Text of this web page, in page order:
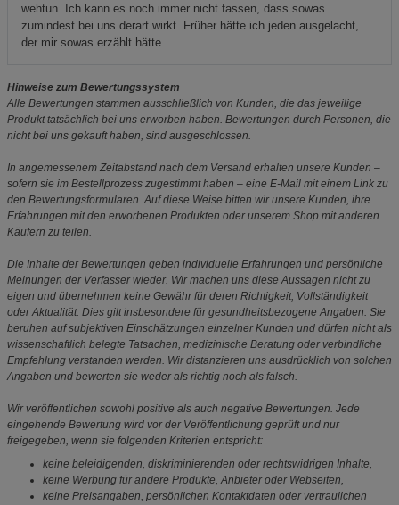
wehtun. Ich kann es noch immer nicht fassen, dass sowas
zumindest bei uns derart wirkt. Früher hätte ich jeden ausgelacht,
der mir sowas erzählt hätte.
Hinweise zum Bewertungssystem
Alle Bewertungen stammen ausschließlich von Kunden, die das jeweilige
Produkt tatsächlich bei uns erworben haben. Bewertungen durch Personen, die
nicht bei uns gekauft haben, sind ausgeschlossen.
In angemessenem Zeitabstand nach dem Versand erhalten unsere Kunden –
sofern sie im Bestellprozess zugestimmt haben – eine E-Mail mit einem Link zu
den Bewertungsformularen. Auf diese Weise bitten wir unsere Kunden, ihre
Erfahrungen mit den erworbenen Produkten oder unserem Shop mit anderen
Käufern zu teilen.
Die Inhalte der Bewertungen geben individuelle Erfahrungen und persönliche
Meinungen der Verfasser wieder. Wir machen uns diese Aussagen nicht zu
eigen und übernehmen keine Gewähr für deren Richtigkeit, Vollständigkeit
oder Aktualität. Dies gilt insbesondere für gesundheitsbezogene Angaben: Sie
beruhen auf subjektiven Einschätzungen einzelner Kunden und dürfen nicht als
wissenschaftlich belegte Tatsachen, medizinische Beratung oder verbindliche
Empfehlung verstanden werden. Wir distanzieren uns ausdrücklich von solchen
Angaben und bewerten sie weder als richtig noch als falsch.
Wir veröffentlichen sowohl positive als auch negative Bewertungen. Jede
eingehende Bewertung wird vor der Veröffentlichung geprüft und nur
freigegeben, wenn sie folgenden Kriterien entspricht:
keine beleidigenden, diskriminierenden oder rechtswidrigen Inhalte,
keine Werbung für andere Produkte, Anbieter oder Webseiten,
keine Preisangaben, persönlichen Kontaktdaten oder vertraulichen